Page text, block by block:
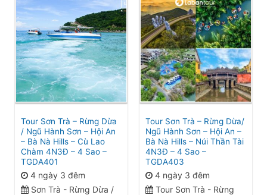
Tour Sơn Trà – Rừng Dừa
/ Ngũ Hành Sơn – Hội An
– Bà Nà Hills – Cù Lao
Chàm 4N3Đ – 4 Sao –
TGDA401
4 ngày 3 đêm
Sơn Trà - Rừng Dừa /
Tour Sơn Trà – Rừng Dừa/
Ngũ Hành Sơn – Hội An –
Bà Nà Hills – Núi Thần Tài
4N3Đ – 4 Sao –
TGDA403
4 ngày 3 đêm
Tour Sơn Trà - Rừng